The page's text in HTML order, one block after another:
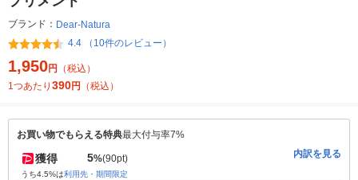
ブランド： Dear-Natura
4.4 （10件のレビュー）
1,950円
（税込）
1つあたり 390円 （税込）
お買い物でもらえる特典最大付与率7%
獲得 5%(90pt)
うち4.5%は利用先・期間限定
内訳を見る